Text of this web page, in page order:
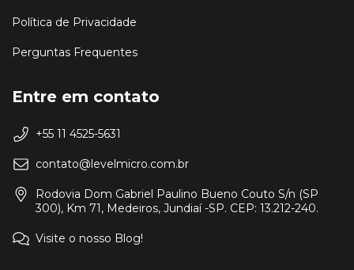
Política de Privacidade
Perguntas Frequentes
Entre em contato
+55 11 4525-5631
contato@levelmicro.com.br
Rodovia Dom Gabriel Paulino Bueno Couto S/n (SP
300), Km 71, Medeiros, Jundiaí -SP. CEP: 13.212-240.
Visite o nosso Blog!